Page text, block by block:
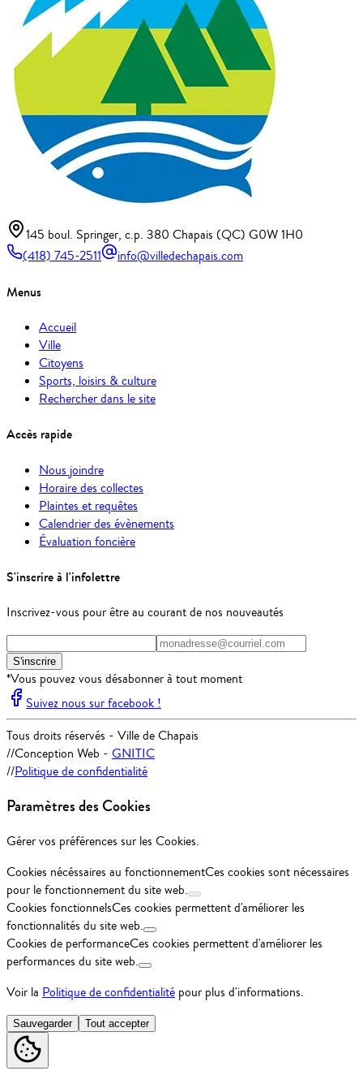
145 boul. Springer, c.p. 380 Chapais (QC) G0W 1H0
(418) 745-2511
info@villedechapais.com
Menus
Accueil
Ville
Citoyens
Sports, loisirs & culture
Rechercher dans le site
Accès rapide
Nous joindre
Horaire des collectes
Plaintes et requêtes
Calendrier des évènements
Évaluation foncière
S'inscrire à l'infolettre
Inscrivez-vous pour être au courant de nos nouveautés
S'inscrire
*Vous pouvez vous désabonner à tout moment
Suivez nous sur facebook !
Tous droits réservés - Ville de Chapais
//Conception Web - GNITIC
//Politique de confidentialité
Paramètres des Cookies
Gérer vos préférences sur les Cookies.
Cookies nécéssaires au fonctionnementCes cookies sont nécessaires
pour le fonctionnement du site web.
Cookies fonctionnelsCes cookies permettent d'améliorer les
fonctionnalités du site web.
Cookies de performanceCes cookies permettent d'améliorer les
performances du site web.
Voir la Politique de confidentialité pour plus d'informations.
Sauvegarder Tout accepter